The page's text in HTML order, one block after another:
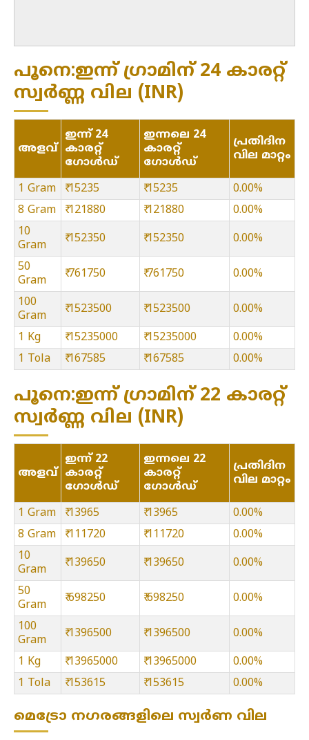
പൂനെ:ഇന്ന് ഗ്രാമിന് 24 കാരറ്റ്
സ്വർണ്ണ വില (INR)
അളവ്
ഇന്ന് 24
കാരറ്റ്
ഗോൾഡ്
ഇന്നലെ 24
കാരറ്റ്
ഗോൾഡ്
പ്രതിദിന
വില മാറ്റം
1 Gram ₹ 15235 ₹ 15235
0.00%
8 Gram
₹ 121880 ₹ 121880
0.00%
10
Gram
₹ 152350 ₹ 152350 0.00%
50
Gram
₹ 761750 ₹ 761750 0.00%
100
Gram
₹ 1523500 ₹ 1523500 0.00%
1 Kg ₹ 15235000 ₹ 15235000
0.00%
1 Tola
₹ 167585 ₹ 167585 0.00%
പൂനെ:ഇന്ന് ഗ്രാമിന് 22 കാരറ്റ്
സ്വർണ്ണ വില (INR)
അളവ്
ഇന്ന് 22
കാരറ്റ്
ഗോൾഡ്
ഇന്നലെ 22
കാരറ്റ്
ഗോൾഡ്
പ്രതിദിന
വില മാറ്റം
1 Gram ₹ 13965 ₹ 13965
0.00%
8 Gram
₹ 111720 ₹ 111720
0.00%
10
Gram
₹ 139650 ₹ 139650 0.00%
50
Gram
₹ 698250 ₹ 698250 0.00%
100
Gram
₹ 1396500 ₹ 1396500 0.00%
1 Kg ₹ 13965000 ₹ 13965000
0.00%
1 Tola
₹ 153615 ₹ 153615 0.00%
മെട്രോ നഗരങ്ങളിലെ സ്വർണ വില